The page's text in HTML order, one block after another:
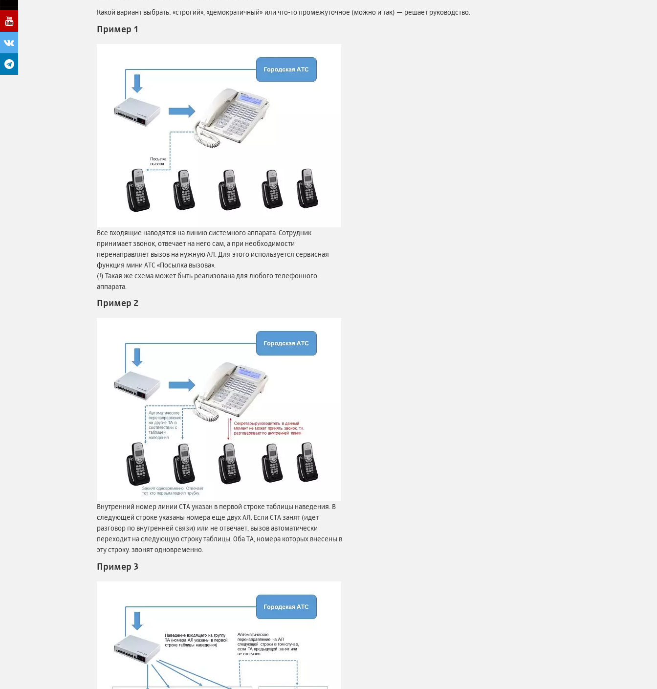
Какой вариант выбрать: «строгий», «демократичный» или что-то промежуточное (можно и так) — решает руководство.
Пример 1
Все входящие наводятся на линию системного аппарата. Сотрудник
принимает звонок, отвечает на него сам, а при необходимости
перенаправляет вызов на нужную АЛ. Для этого используется сервисная
функция мини АТС «Посылка вызова».
(!) Такая же схема может быть реализована для любого телефонного
аппарата.
Пример 2
Внутренний номер линии СТА указан в первой строке таблицы наведения. В
следующей строке указаны номера еще двух АЛ. Если СТА занят (идет
разговор по внутренней связи) или не отвечает, вызов автоматически
переходит на следующую строку таблицы. Оба ТА, номера которых внесены в
эту строку. звонят одновременно.
Пример 3